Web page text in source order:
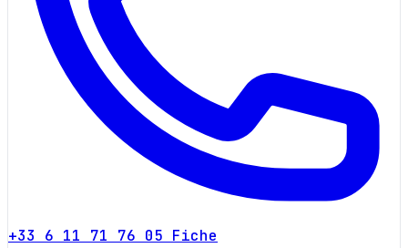
+33 6 11 71 76 05 Fiche